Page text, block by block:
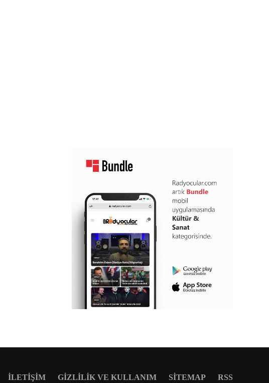
İLETIŞIM GIZLILIK VE KULLANIM SITEMAP RSS